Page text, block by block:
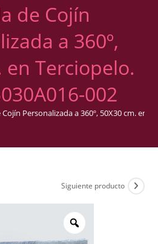
de Cojín
a 360º,
en Terciopelo.
002
Personalizada a 360º, 50X30 cm. en
Siguiente producto